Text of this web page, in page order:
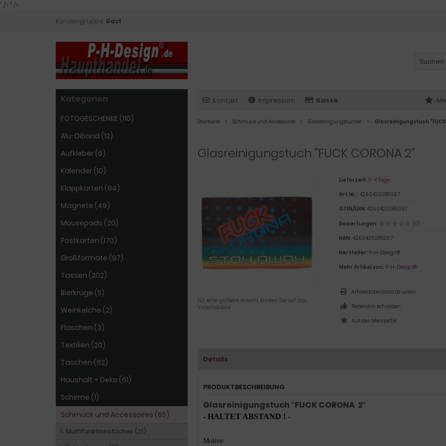
" /> " />
Kundengruppe: Gast
Kontakt Impressum Kasse
Startseite Schmuck und Accessoires Glasreinigungstücher Glasreinigungstuch "FUCK
Glasreinigungstuch "FUCK CORONA 2"
Für eine größere Ansicht klicken Sie auf das
Vorschaubild
Lieferzeit: 3-4 Tage
Art.Nr.: 4260420285067
GTIN/EAN: 4260420285067
Bewertungen:
(0)
HAN: 4260420285067
Hersteller: P-H-Design®
Mehr Artikel von: P-H-Design®
Artikeldatenblatt drucken
Rezension schreiben
Details
PRODUKTBESCHREIBUNG
Glasreinigungstuch "FUCK CORONA 2"
- HALTET ABSTAND ! -
Motive:
Kategorien
FOTOGESCHENKE (110)
Alu-Dibond (12)
Aufkleber (6)
Kalender (10)
Klappkarten (84)
Magnete (49)
Mousepads (20)
Postkarten (170)
Großformate (97)
Tassen (202)
Bierkrüge (5)
Weinkelche (2)
Flaschen (3)
Textilien (20)
Taschen (62)
Haushalt + Deko (61)
Schirme (1)
Schmuck und Accessoires (65)
Multifunktionstücher (21)